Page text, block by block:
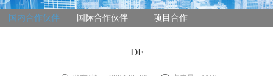
国内合作伙伴 国际合作伙伴 项目合作
DF